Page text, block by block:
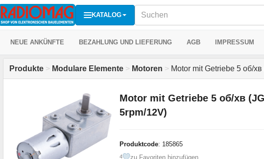
KATALOG
NEUE ANKÜNFTE BEZAHLUNG UND LIEFERUNG AGB IMPRESSUM
Produkte > Modulare Elemente > Motoren > Motor mit Getriebe 5 об/
Motor mit Getriebe 5 об/хв
5rpm/12V)
Produktcode: 185865
4
zu Favoriten hinzufügen